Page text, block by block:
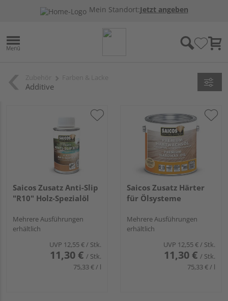
Mein Standort:Jetzt angeben
Additive
Saicos Zusatz Anti-Slip
"R10" Holz-Spezialöl
Mehrere Ausführungen
erhältlich
UVP 12,55 €/ Stk.
11,30 € / Stk.
75,33 € / l
Saicos Zusatz Härter
für Ölsysteme
Mehrere Ausführungen
erhältlich
UVP 12,55 €/ Stk.
11,30 € / Stk.
75,33 € / l